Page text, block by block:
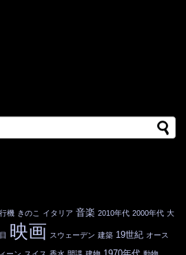
機 きのこ イタリア 音楽 2010年代 2000年代 大
目 映画 スウェーデン 建築 19世紀 オース
ーン スイス 香水 間諜 建物 動物